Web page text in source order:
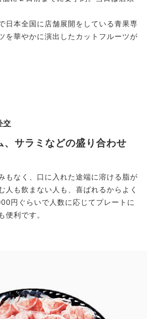
日本全国に店舗展開をしている青果専
を華やかに演出したカットフルーツが
交
サラミなどの盛り合わせ
もなく、口に入れた途端に溶ける脂が
人も飲まない人も、喜ばれるからよく
円ぐらいで人数に応じてプレートに
便利です。